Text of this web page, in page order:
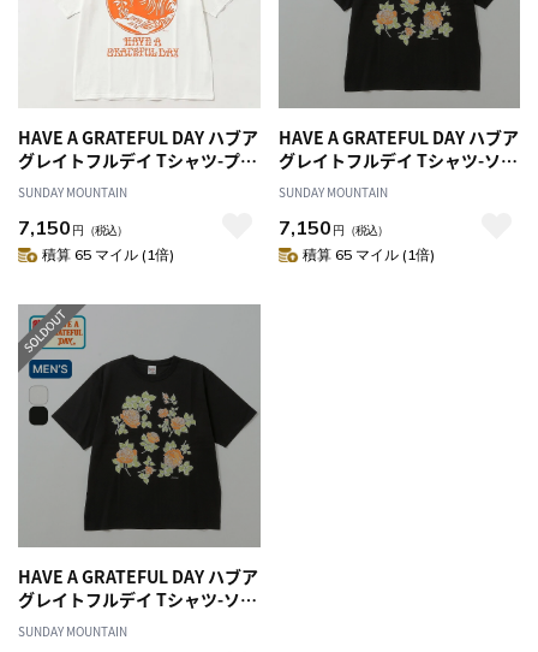
HAVE A GRATEFUL DAY ハブア
グレイトフルデイ Tシャツ-プレ
イデッド
SUNDAY MOUNTAIN
7,150 円 （税込）
積算 65 マイル (1倍)
HAVE A GRATEFUL DAY ハブア
グレイトフルデイ Tシャツ-ソー
メニーローズ
SUNDAY MOUNTAIN
7,150 円 （税込）
積算 65 マイル (1倍)
HAVE A GRATEFUL DAY ハブア
グレイトフルデイ Tシャツ-ソー
メニーローズ
SUNDAY MOUNTAIN